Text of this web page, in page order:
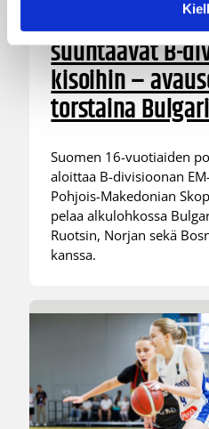
Suomen 16-
suuntaavat B-
kisoihin –
torstaina
Suomen 16-vuotiaiden
aloittaa B-divisioonan
Pohjois-Makedonian
pelaa alkulohkossa
Ruotsin, Norjan sekä
kanssa.